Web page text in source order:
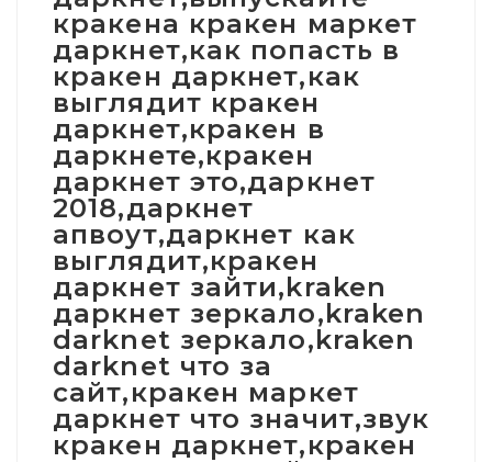
кракена кракен маркет
даркнет,как попасть в
кракен даркнет,как
выглядит кракен
даркнет,кракен в
даркнете,кракен
даркнет это,даркнет
2018,даркнет
апвоут,даркнет как
выглядит,кракен
даркнет зайти,kraken
даркнет зеркало,kraken
darknet зеркало,kraken
darknet что за
сайт,кракен маркет
даркнет что значит,звук
кракен даркнет,кракен